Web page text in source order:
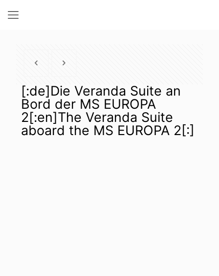
[:de]Die Veranda Suite an
Bord der MS EUROPA
2[:en]The Veranda Suite
aboard the MS EUROPA 2[:]